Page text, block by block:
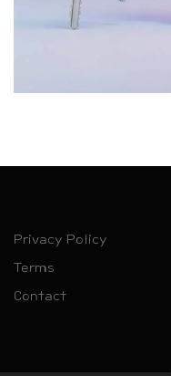
Privacy Policy
Terms
Contact